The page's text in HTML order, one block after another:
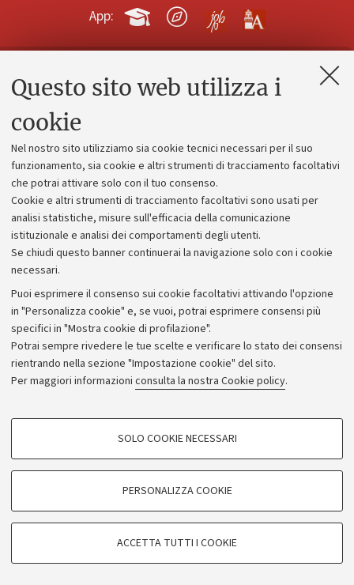
Questo sito web utilizza i
cookie
Nel nostro sito utilizziamo sia cookie tecnici necessari per il suo
funzionamento, sia cookie e altri strumenti di tracciamento facoltativi
che potrai attivare solo con il tuo consenso.
Cookie e altri strumenti di tracciamento facoltativi sono usati per
analisi statistiche, misure sull'efficacia della comunicazione
istituzionale e analisi dei comportamenti degli utenti.
Se chiudi questo banner continuerai la navigazione solo con i cookie
necessari.
Puoi esprimere il consenso sui cookie facoltativi attivando l'opzione
in "Personalizza cookie" e, se vuoi, potrai esprimere consensi più
specifici in "Mostra cookie di profilazione".
Potrai sempre rivedere le tue scelte e verificare lo stato dei consensi
rientrando nella sezione "Impostazione cookie" del sito.
Per maggiori informazioni consulta la nostra Cookie policy.
COOKIE DI PROFILAZIONE - FACOLTATIVI
COOKIE TECNICI - NECESSARI
Si tratta di cookie tecnici utilizzati, a titolo esemplificativo, per il corretto
SOLO COOKIE NECESSARI
PERSONALIZZA COOKIE
ACCETTA TUTTI I COOKIE
App:
Contatti e PEC
Alumni community
Piano strategico
Bilanci
Donazioni e 5x1000
Bandi, gare e concorsi
Albo online
Amministrazione trasparente
Atti di notifica
Informazioni sul sito e accessibilità
Dichiarazione di accessibilità
Privacy e note legali
Impostazioni Cookie
©Copyright 2026 - ALMA MATER STUDIORUM - Università di
Bologna - Via Zamboni,33 - 40126Bologna - PI:
- CF:80007010376